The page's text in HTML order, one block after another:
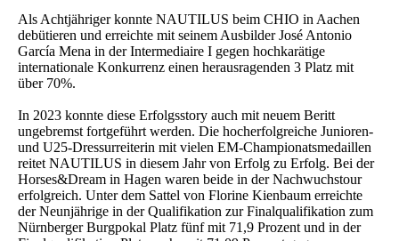
Als Achtjähriger konnte NAUTILUS beim CHIO in Aachen
debütieren und erreichte mit seinem Ausbilder José Antonio
García Mena in der Intermediaire I gegen hochkarätige
internationale Konkurrenz einen herausragenden 3 Platz mit
über 70%.
In 2023 konnte diese Erfolgsstory auch mit neuem Beritt
ungebremst fortgeführt werden. Die hocherfolgreiche Junioren-
und U25-Dressurreiterin mit vielen EM-Championatsmedaillen
reitet NAUTILUS in diesem Jahr von Erfolg zu Erfolg. Bei der
Horses&Dream in Hagen waren beide in der Nachwuchstour
erfolgreich. Unter dem Sattel von Florine Kienbaum erreichte
der Neunjährige in der Qualifikation zur Finalqualifikation zum
Nürnberger Burgpokal Platz fünf mit 71,9 Prozent und in der